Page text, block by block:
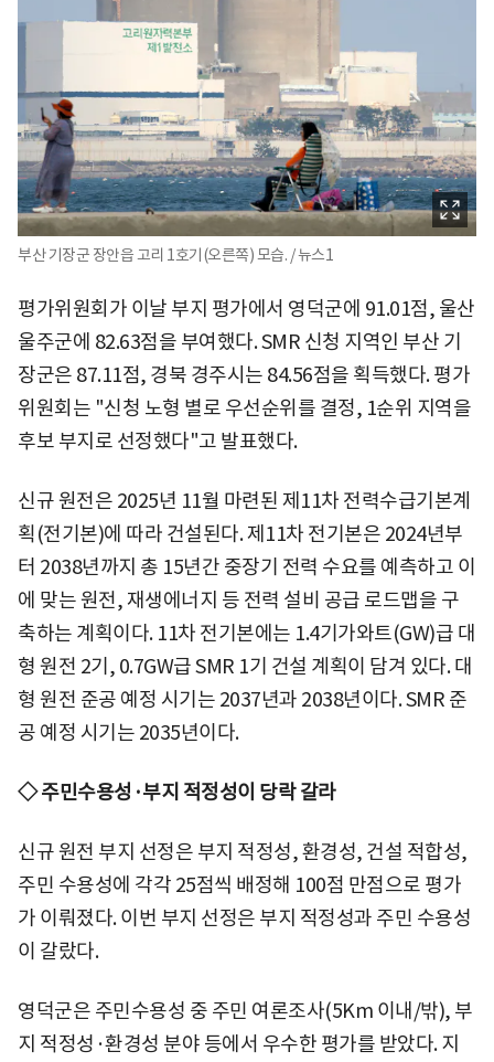
부산 기장군 장안읍 고리 1호기(오른쪽) 모습. / 뉴스1
평가위원회가 이날 부지 평가에서 영덕군에 91.01점, 울산
울주군에 82.63점을 부여했다. SMR 신청 지역인 부산 기
장군은 87.11점, 경북 경주시는 84.56점을 획득했다. 평가
위원회는 "신청 노형 별로 우선순위를 결정, 1순위 지역을
후보 부지로 선정했다"고 발표했다.
신규 원전은 2025년 11월 마련된 제11차 전력수급기본계
획(전기본)에 따라 건설된다. 제11차 전기본은 2024년부
터 2038년까지 총 15년간 중장기 전력 수요를 예측하고 이
에 맞는 원전, 재생에너지 등 전력 설비 공급 로드맵을 구
축하는 계획이다. 11차 전기본에는 1.4기가와트(GW)급 대
형 원전 2기, 0.7GW급 SMR 1기 건설 계획이 담겨 있다. 대
형 원전 준공 예정 시기는 2037년과 2038년이다. SMR 준
공 예정 시기는 2035년이다.
◇ 주민수용성·부지 적정성이 당락 갈라
신규 원전 부지 선정은 부지 적정성, 환경성, 건설 적합성,
주민 수용성에 각각 25점씩 배정해 100점 만점으로 평가
가 이뤄졌다. 이번 부지 선정은 부지 적정성과 주민 수용성
이 갈랐다.
영덕군은 주민수용성 중 주민 여론조사(5Km 이내/밖), 부
지 적정성·환경성 분야 등에서 우수한 평가를 받았다. 지